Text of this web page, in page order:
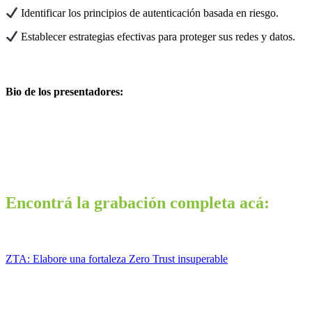
Identificar los principios de autenticación basada en riesgo.
Establecer estrategias efectivas para proteger sus redes y datos.
Bio de los presentadores:
Encontrá la grabación completa acá:
ZTA: Elabore una fortaleza Zero Trust insuperable